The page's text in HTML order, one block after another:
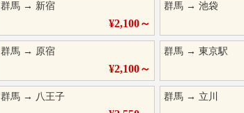
群馬 → 新宿
¥2,100～
群馬 →池袋
群馬 → 原宿
¥2,100～
群馬 →東京駅
群馬 → 八王子 群馬 → 立川